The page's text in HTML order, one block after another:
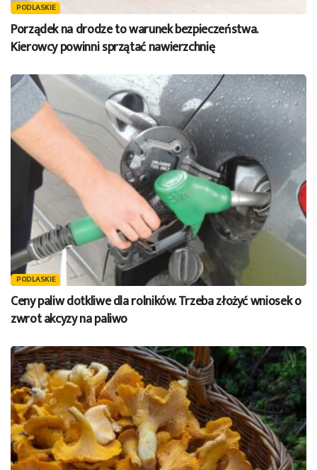
PODLASKIE
Porządek na drodze to warunek bezpieczeństwa.
Kierowcy powinni sprzątać nawierzchnię
PODLASKIE
Ceny paliw dotkliwe dla rolników. Trzeba złożyć wniosek o
zwrot akcyzy na paliwo